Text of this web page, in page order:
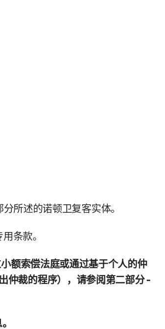
所述的诺顿卫复客实体。
条款。
额索偿法庭或通过基于个人的仲
仲裁的程序），请参阅第二部分 -